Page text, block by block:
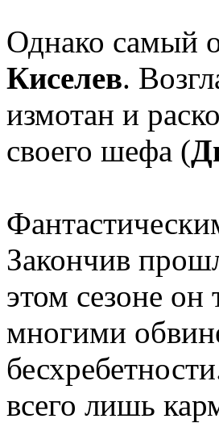
Однако самый
Киселев.
измотан и
своего шефа (
Закончив
этом сезоне
многими
всего лишь